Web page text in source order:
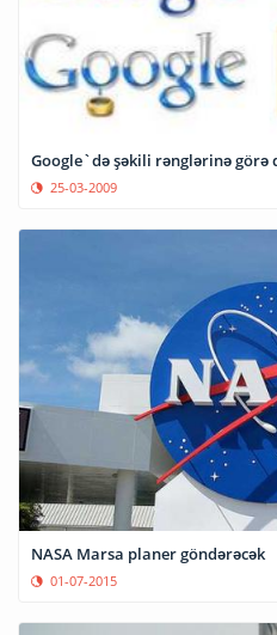
Google`də şəkili rənglərinə
25-03-2009
NASА Marsa planer göndərəcək
01-07-2015